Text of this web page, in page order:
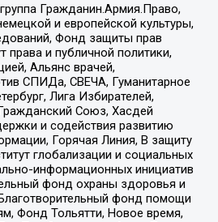
Гражданин.Армия.Право,
и европейской культуры,
Фонд защиты прав
права и публичной политики,
Альянс врачей,
СПИДа, СВЕЧА, Гуманитарное
Лига Избирателей,
Союз, Хасдей
и содействия развитию
Горячая Линия, В защиту
глобализации и социальных
информационных инициатив
фонд охраны здоровья и
фонд помощи
Фонд Тольятти, Новое время,